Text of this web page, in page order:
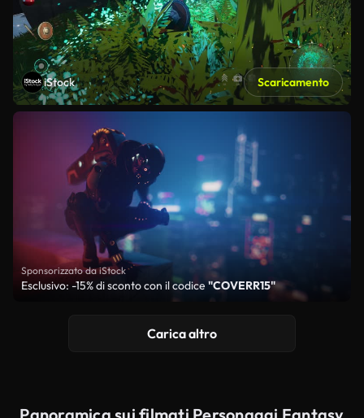
iStock Scaricamento
Sponsorizzato da iStock
Esclusivo: -15% di sconto con il codice"COVERR15"
Carica altro